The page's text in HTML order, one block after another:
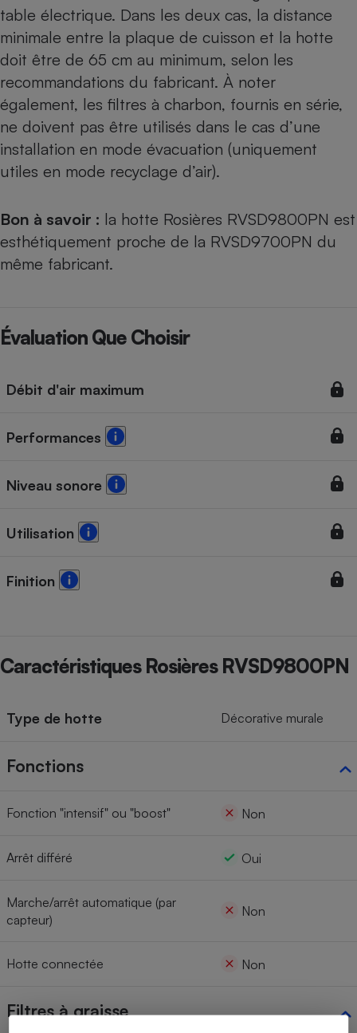
table électrique. Dans les deux cas, la distance
minimale entre la plaque de cuisson et la hotte
doit être de 65 cm au minimum, selon les
recommandations du fabricant. À noter
également, les filtres à charbon, fournis en série,
ne doivent pas être utilisés dans le cas d’une
installation en mode évacuation (uniquement
utiles en mode recyclage d’air).
Bon à savoir : la hotte Rosières RVSD9800PN est
esthétiquement proche de la RVSD9700PN du
même fabricant.
Évaluation Que Choisir
Débit d'air maximum
Performances
Niveau sonore
Utilisation
Finition
Caractéristiques Rosières RVSD9800PN
Type de hotte Décorative murale
Fonctions
Fonction "intensif" ou "boost" Non
Arrêt différé Oui
Marche/arrêt automatique (par
capteur)
Non
Hotte connectée Non
Filtres à graisse